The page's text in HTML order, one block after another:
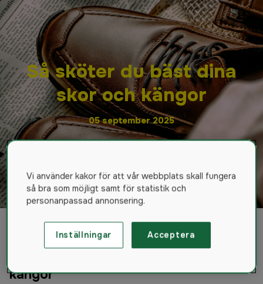
Så sköter du bäst dina
skor och kängor
05 september 2025
Så sköter du bäst dina skor och
kängor
Vi använder kakor för att vår webbplats skall fungera
så bra som möjligt samt för statistik och
personanpassad annonsering.
Inställningar Acceptera